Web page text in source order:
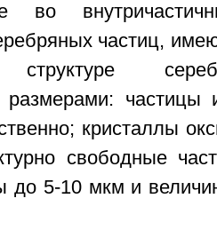
во
частиц,
структуре
размерами: частицы
кристаллы
свободные
до 5-10 мкм и